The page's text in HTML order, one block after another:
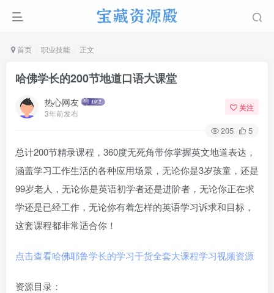
首页 职业技能 正文
哈佛学长的200节地道口语大课堂
热心网友
3年前发布
关注
205 5
总计200节精录课程，360度无死角带你掌握英文地道表达，
涵盖学习工作生活的各种应用场景，无论你是3岁孩童，还是
99岁老人，无论你是英语初学者还是进阶者，无论你正在求
学还是已经工作，无论你有着怎样的英语学习诉求和目标，
这套课程都非常适合你！
点击查看哈佛耶鲁学长的学习干货全套大课程学习视频资源
资源目录：